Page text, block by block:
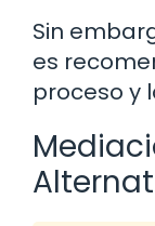
Sin
es
proceso y